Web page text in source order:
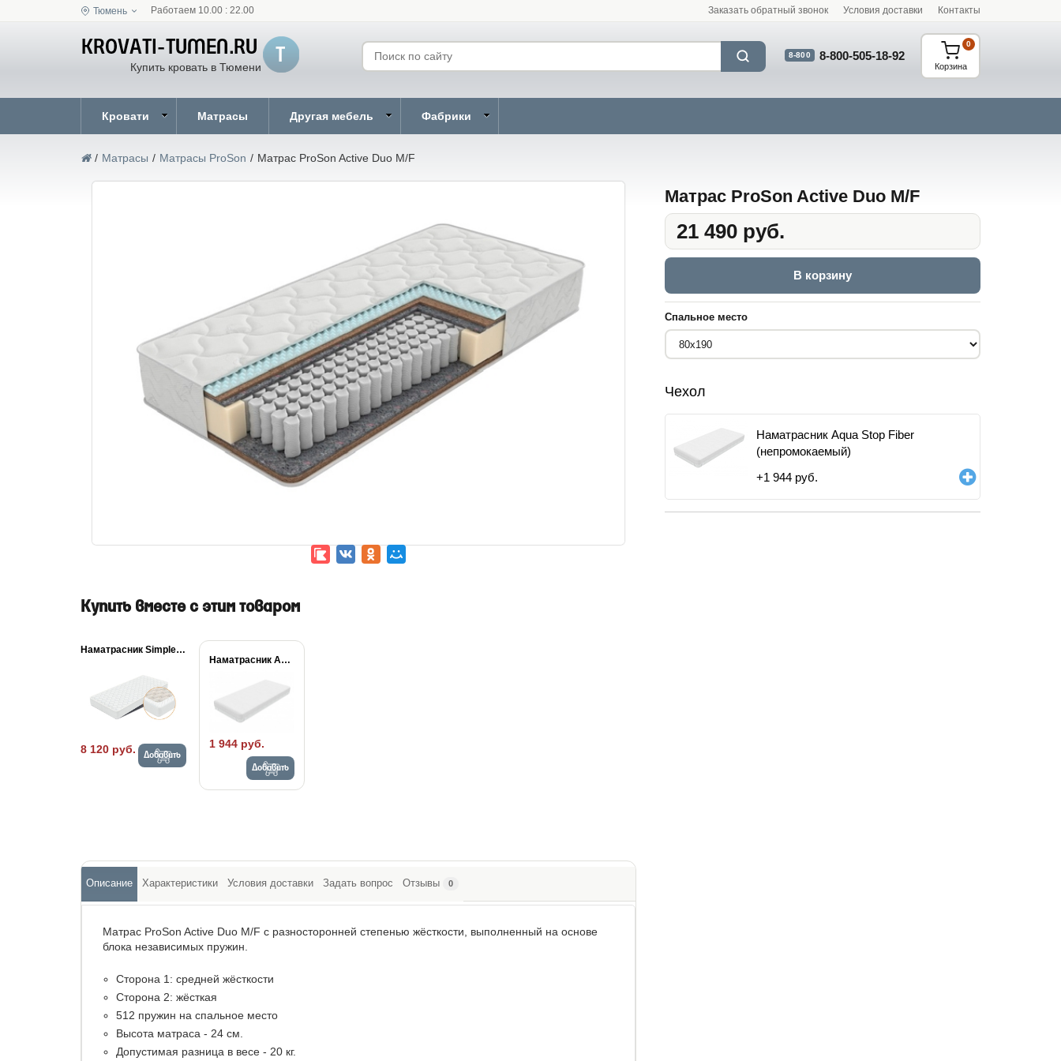
Тюмень Работаем 10.00 : 22.00 Заказать обратный звонок Условия доставки Контакты
Купить кровать в Тюмени
8-800 8-800-505-18-92
Корзина
0
Кровати Матрасы Другая мебель Фабрики
/ Матрасы / Матрасы ProSon / Матрас ProSon Active Duo M/F
Матрас ProSon Active Duo M/F
21 490 руб.
В корзину
Спальное место
Чехол
Наматрасник Aqua Stop Fiber
(непромокаемый)
+1 944 руб.
Купить вместе с этим товаром
Наматрасник Simple Plus
8 120 руб. Добавить
Наматрасник Aqua Stop...
1 944 руб.
Добавить
Описание Характеристики Условия доставки Задать вопрос Отзывы 0
Матрас ProSon Active Duo M/F с разносторонней степенью жёсткости, выполненный на основе
блока независимых пружин.
Сторона 1: средней жёсткости
Сторона 2: жёсткая
512 пружин на спальное место
Высота матраса - 24 см.
Допустимая разница в весе - 20 кг.